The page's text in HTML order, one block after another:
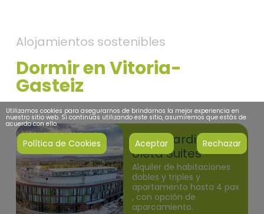
Alojamientos sostenibles
Dormir en Vitoria-
Gasteiz
Vitoria-Gasteiz
Hotel Jardines de
Uleta Suites
Alquiler de habitaciones
dobles y triples y
apartamento hasta 4 pax
, con opción de
aparcamiento.
Utilizamos cookies para asegurarnos de brindarnos la mejor experiencia en
nuestro sitio web. Si continúas utilizando este sitio, asumiremos que estás de
acuerdo con ello.
Política de Cookies Aceptar Rechazar